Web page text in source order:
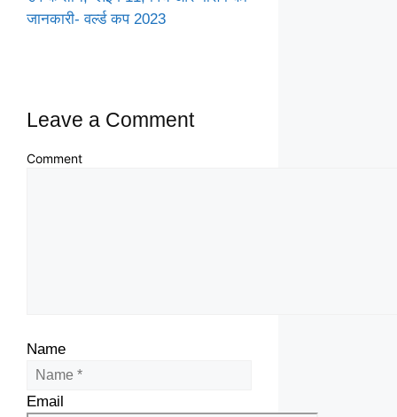
जानकारी- वर्ल्ड कप 2023
Leave a Comment
Comment
Name
Email